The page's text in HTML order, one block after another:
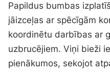
Papildus bumbas
jāizceļas ar spēcīgām
koordinētu darbības ar
uzbrucējiem. Viņi bieži
pienākumos, sekojot